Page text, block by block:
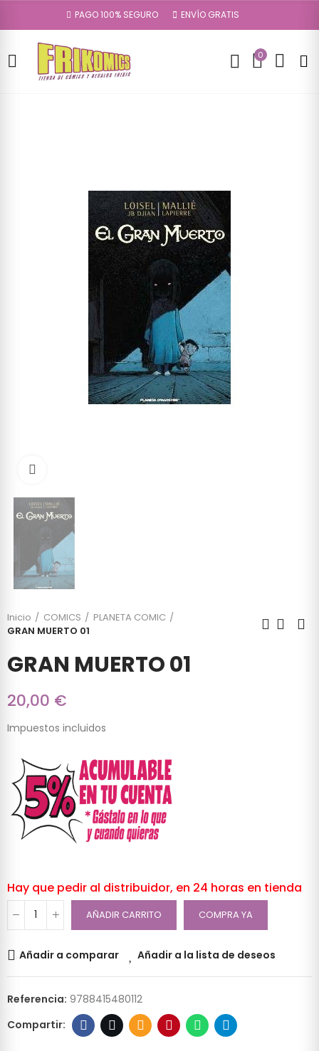
PAGO 100% SEGURO ENVÍO GRATIS
0
Inicio COMICS
PLANETA COMIC
GRAN MUERTO 01
GRAN MUERTO 01
20,00 €
Impuestos incluidos
Hay que pedir al distribuidor, en 24 horas en tienda
AÑADIR CARRITO COMPRA YA
Añadir a comparar Añadir a la lista de deseos
Referencia: 9788415480112